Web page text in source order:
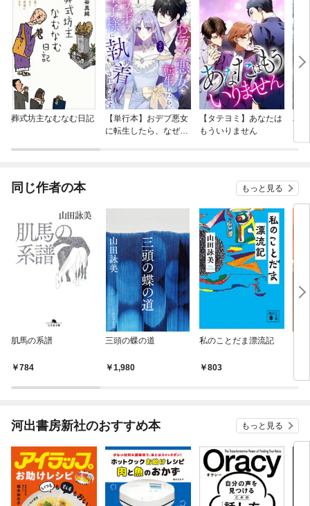
葬式坊主なむなむ日記
【単行本】おデブ悪女
に転生したら、なぜか
【タテヨミ】あなたは
もういりません
バ
今
同じ作者の本 もっと見る
肌馬の系譜
784
三頭の蝶の道
1,980
私のことだま漂流記
803
nex
河出書房新社のおすすめ本 もっと見る